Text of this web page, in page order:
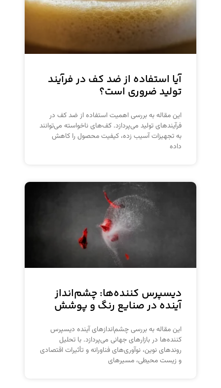
آیا استفاده از ضد کف در فرآیند
تولید ضروری است؟
این مقاله به بررسی اهمیت استفاده از ضد کف در
فرآیندهای تولید می‌پردازد. کف‌های ناخواسته می‌توانند
به تجهیزات آسیب زده، کیفیت محصول را کاهش
داده
دیسپرس کننده‌ها: چشم‌انداز
آینده در صنایع رنگ و پوشش
این مقاله به بررسی چشم‌اندازهای آینده دیسپرس
کننده‌ها در بازارهای جهانی می‌پردازد. با تحلیل
روندهای نوین، نوآوری‌های فناورانه و تأثیرات اقتصادی
و زیست محیطی، مسیرهای